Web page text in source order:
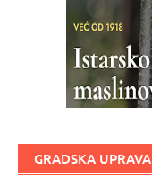
GRADSKA UPRAVA